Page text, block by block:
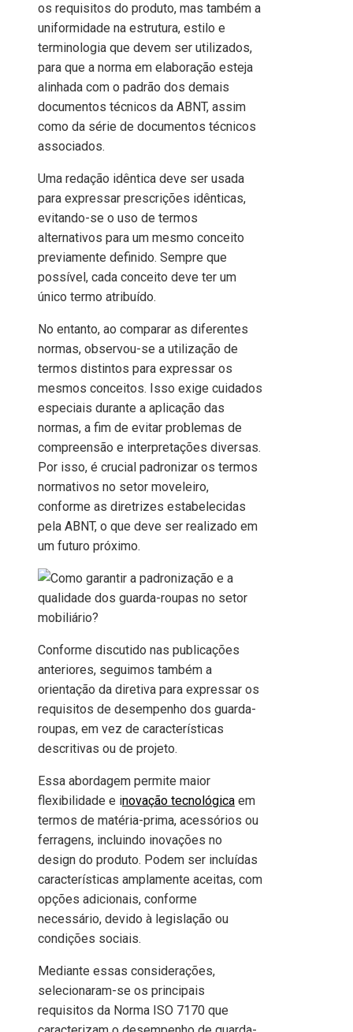
os requisitos do produto, mas também a
uniformidade na estrutura, estilo e
terminologia que devem ser utilizados,
para que a norma em elaboração esteja
alinhada com o padrão dos demais
documentos técnicos da ABNT, assim
como da série de documentos técnicos
associados.
Uma redação idêntica deve ser usada
para expressar prescrições idênticas,
evitando-se o uso de termos
alternativos para um mesmo conceito
previamente definido. Sempre que
possível, cada conceito deve ter um
único termo atribuído.
No entanto, ao comparar as diferentes
normas, observou-se a utilização de
termos distintos para expressar os
mesmos conceitos. Isso exige cuidados
especiais durante a aplicação das
normas, a fim de evitar problemas de
compreensão e interpretações diversas.
Por isso, é crucial padronizar os termos
normativos no setor moveleiro,
conforme as diretrizes estabelecidas
pela ABNT, o que deve ser realizado em
um futuro próximo.
Conforme discutido nas publicações
anteriores, seguimos também a
orientação da diretiva para expressar os
requisitos de desempenho dos guarda-
roupas, em vez de características
descritivas ou de projeto.
Essa abordagem permite maior
flexibilidade e inovação tecnológica em
termos de matéria-prima, acessórios ou
ferragens, incluindo inovações no
design do produto. Podem ser incluídas
características amplamente aceitas, com
opções adicionais, conforme
necessário, devido à legislação ou
condições sociais.
Mediante essas considerações,
selecionaram-se os principais
requisitos da Norma ISO 7170 que